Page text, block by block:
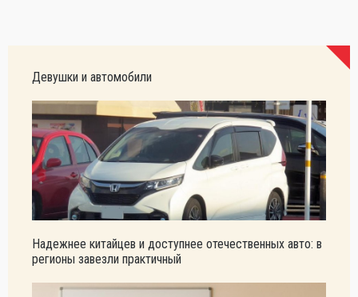
Девушки и автомобили
Надежнее китайцев и доступнее отечественных авто: в
регионы завезли практичный